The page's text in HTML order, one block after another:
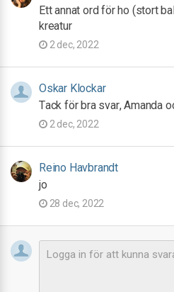
Ett annat ord för ho (stort
kreatur
2 dec, 2022
Oskar Klockar
Tack för bra svar, Amanda
2 dec, 2022
Reino Havbrandt
jo
28 dec, 2022